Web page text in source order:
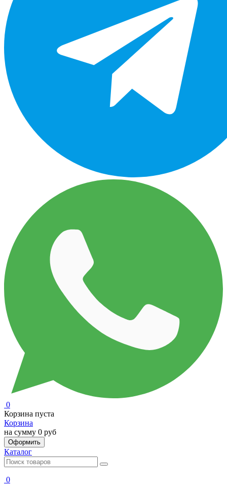
0
Корзина пуста
Корзина
на сумму 0 руб
Оформить
Каталог
0